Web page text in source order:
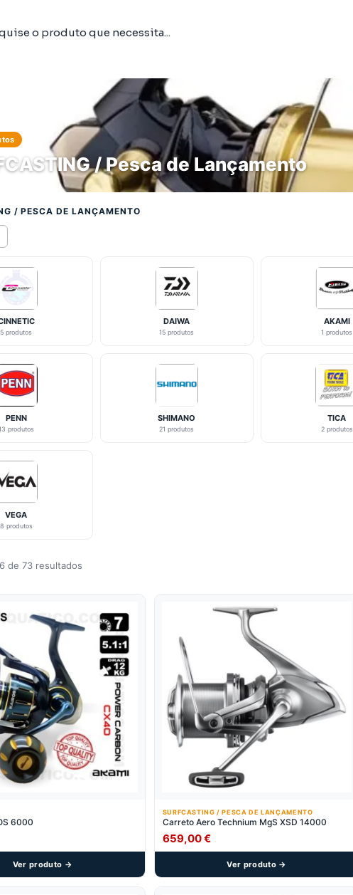
/ Pesca de Lançamento
/ PESCA DE LANÇAMENTO
5 produtos
DAIWA
15 produtos
AKAMI
1 produtos
PENN
produtos
SHIMANO
21 produtos
TICA
2 produtos
VEGA
8 produtos
de 73 resultados
6000
Ver produto →
SURFCASTING / PESCA DE LANÇAMENTO
Carreto Aero Technium MgS XSD 14000
659,00€
Ver produto →